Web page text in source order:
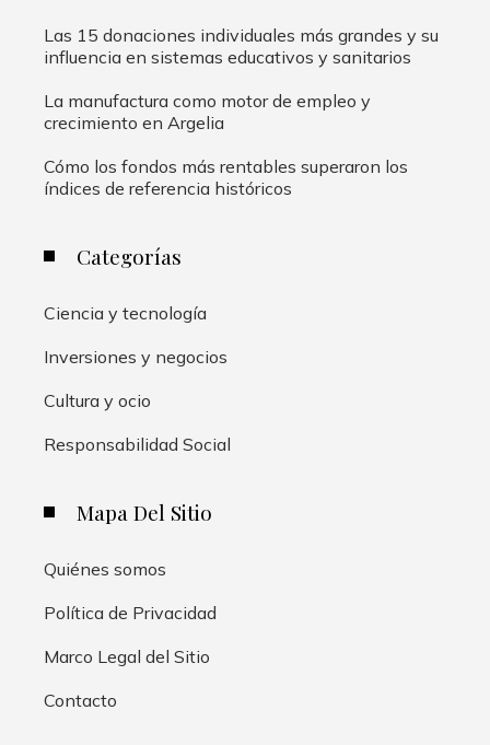
Las 15 donaciones individuales más grandes y su
influencia en sistemas educativos y sanitarios
La manufactura como motor de empleo y
crecimiento en Argelia
Cómo los fondos más rentables superaron los
índices de referencia históricos
Categorías
Ciencia y tecnología
Inversiones y negocios
Cultura y ocio
Responsabilidad Social
Mapa Del Sitio
Quiénes somos
Política de Privacidad
Marco Legal del Sitio
Contacto